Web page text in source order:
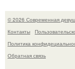
© 2026 Современная
Контакты
Политика
Обратная связь